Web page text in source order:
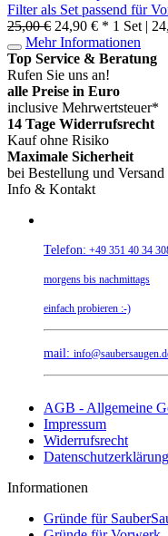
Filter als Set passend für
25,00 € 24,90 € * 1 Set |
Mehr Informationen
Top Service & Beratung
Rufen Sie uns an!
alle Preise in Euro
inclusive Mehrwertsteuer*
14 Tage Widerrufsrecht
Kauf ohne Risiko
Maximale Sicherheit
bei Bestellung und Versand
Info & Kontakt
Telefon: +49 351 40 34
morgens bis nachmittags
einfach probieren :-)
mail:
AGB - Allgemeine
Impressum
Widerrufsrecht
Datenschutzerklärung
Informationen
Gründe für